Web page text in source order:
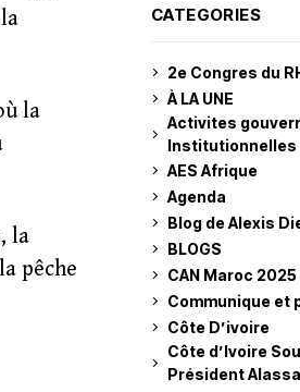
la
la
pêche
CATEGORIES
2e Congres du
À LA UNE
Activites
Institutionnelles
AES Afrique
Agenda
Blog de Alexis
BLOGS
CAN Maroc 2025
Communique et
Côte D’ivoire
Côte d’Ivoire
Président